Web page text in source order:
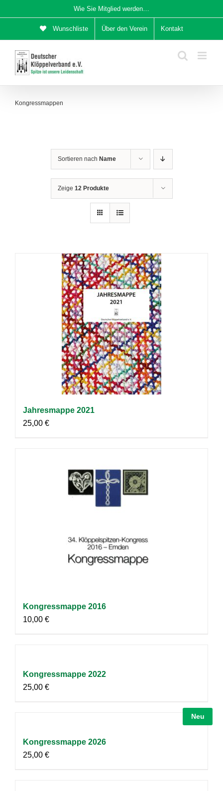
Inhalt
Wie Sie Mitglied werden…
Wunschliste Über den Verein Kontakt
Kongressmappen
Sortieren nach Name
Zeige 12 Produkte
Jahresmappe 2021
25,00 €
Kongressmappe 2016
10,00 €
Kongressmappe 2022
25,00 €
Neu
Kongressmappe 2026
25,00 €